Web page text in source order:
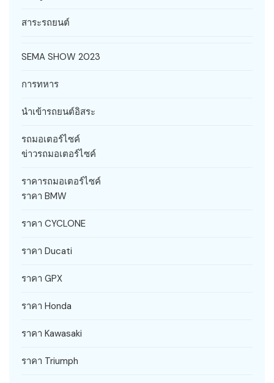
สาระรถยนต์
SEMA SHOW 2023
การทหาร
นำเข้ารถยนต์อิสระ
รถมอเตอร์ไซค์
ข่าวรถมอเตอร์ไซค์
ราคารถมอเตอร์ไซค์
ราคา BMW
ราคา CYCLONE
ราคา Ducati
ราคา GPX
ราคา Honda
ราคา Kawasaki
ราคา Triumph